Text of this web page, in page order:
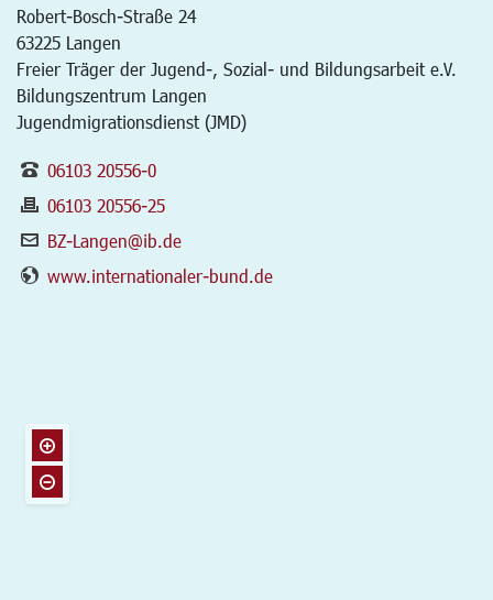
Robert-Bosch-Straße 24
63225 Langen
Freier Träger der Jugend-, Sozial- und Bildungsarbeit e.V.
Bildungszentrum Langen
Jugendmigrationsdienst (JMD)
06103 20556-0
06103 20556-25
BZ-Langen@ib.de
www.internationaler-bund.de